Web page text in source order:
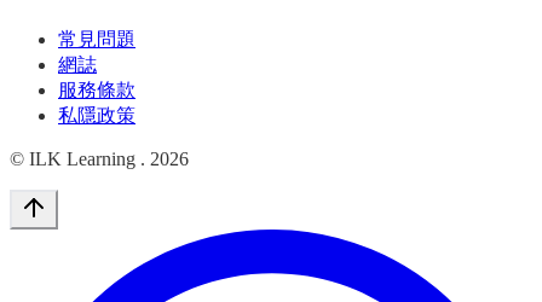
常見問題
網誌
服務條款
私隱政策
© ILK Learning . 2026